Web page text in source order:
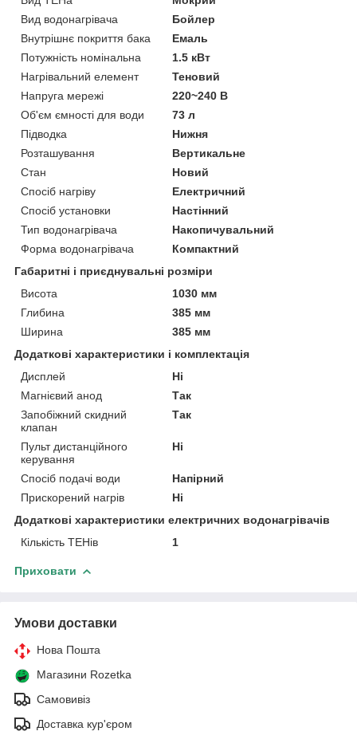
Вид водонагрівача
Бойлер
Внутрішнє покриття бака
Емаль
Потужність номінальна
1.5 кВт
Нагрівальний елемент
Теновий
Напруга мережі
220~240 В
Об'єм ємності для води
73 л
Підводка
Нижня
Розташування
Вертикальне
Стан
Новий
Спосіб нагріву
Електричний
Спосіб установки
Настінний
Тип водонагрівача
Накопичувальний
Форма водонагрівача
Компактний
Габаритні і приєднувальні розміри
Висота
1030 мм
Глибина
385 мм
Ширина
385 мм
Додаткові характеристики і комплектація
Дисплей
Ні
Магнієвий анод
Так
Запобіжний скидний
клапан
Так
Пульт дистанційного
керування
Ні
Спосіб подачі води
Напірний
Прискорений нагрів
Ні
Додаткові характеристики електричних водонагрівачів
Кількість ТЕНів
1
Приховати
Умови доставки
Нова Пошта
Магазини Rozetka
Самовивіз
Доставка кур'єром